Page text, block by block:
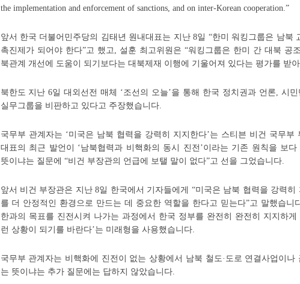
the implementation and enforcement of sanctions, and on inter-Korean cooperation.”
앞서 한국 더불어민주당의 김태년 원내대표는 지난 8일 “한미 워킹그룹은 남북
촉진제가 되어야 한다”고 했고, 설훈 최고위원은 “워킹그룹은 한미 간 대북 공
북관계 개선에 도움이 되기보다는 대북제재 이행에 기울어져 있다는 평가를 받
북한도 지난 6일 대외선전 매체 ‘조선의 오늘’을 통해 한국 정치권과 언론, 시민
실무그룹을 비판하고 있다고 주장했습니다.
국무부 관계자는 ‘미국은 남북 협력을 강력히 지지한다’는 스티븐 비건 국무부
대표의 최근 발언이 ‘남북협력과 비핵화의 동시 진전’이라는 기존 원칙을 보
뜻이냐는 질문에 “비건 부장관의 언급에 보탤 말이 없다”고 선을 그었습니다.
앞서 비건 부장관은 지난 8일 한국에서 기자들에게 “미국은 남북 협력을 강력히
를 더 안정적인 환경으로 만드는 데 중요한 역할을 한다고 믿는다”고 말했습니
한과의 목표를 진전시켜 나가는 과정에서 한국 정부를 완전히 완전히 지지하게
런 상황이 되기를 바란다’는 미래형을 사용했습니다.
국무부 관계자는 비핵화에 진전이 없는 상황에서 남북 철도·도로 연결사업이나
는 뜻이냐는 추가 질문에는 답하지 않았습니다.